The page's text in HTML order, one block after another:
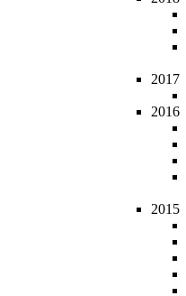
2017
2016
2015